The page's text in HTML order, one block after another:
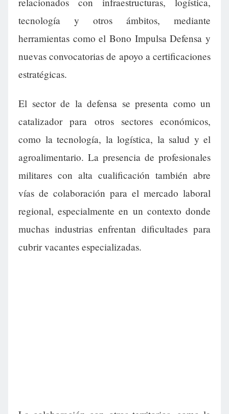
tecnología y otros ámbitos, mediante
herramientas como el Bono Impulsa Defensa y
nuevas convocatorias de apoyo a certificaciones
estratégicas.
El sector de la defensa se presenta como un
catalizador para otros sectores económicos,
como la tecnología, la logística, la salud y el
agroalimentario. La presencia de profesionales
militares con alta cualificación también abre
vías de colaboración para el mercado laboral
regional, especialmente en un contexto donde
muchas industrias enfrentan dificultades para
cubrir vacantes especializadas.